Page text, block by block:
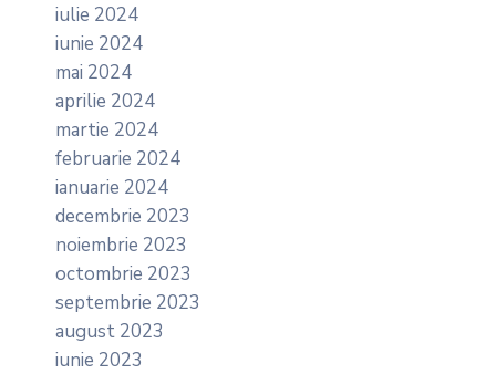
iulie 2024
iunie 2024
mai 2024
aprilie 2024
martie 2024
februarie 2024
ianuarie 2024
decembrie 2023
noiembrie 2023
octombrie 2023
septembrie 2023
august 2023
iunie 2023